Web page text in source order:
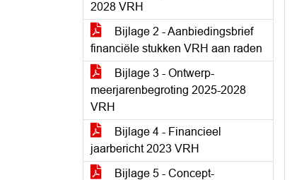
2028 VRH
Bijlage 2 - Aanbiedingsbrief
financiële stukken VRH aan raden
Bijlage 3 - Ontwerp-
meerjarenbegroting 2025-2028
VRH
Bijlage 4 - Financieel
jaarbericht 2023 VRH
Bijlage 5 - Concept-